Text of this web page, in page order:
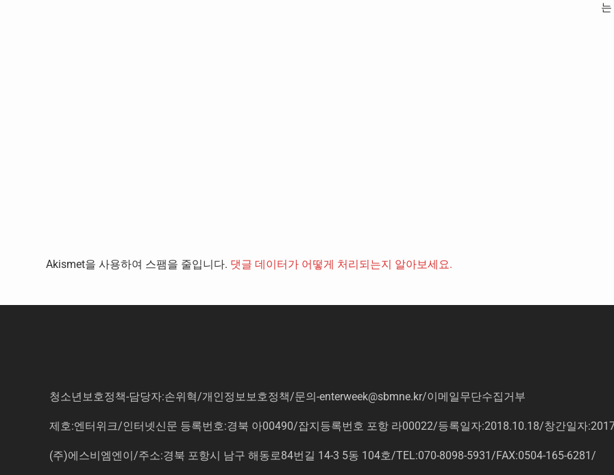
는
Akismet을 사용하여 스팸을 줄입니다. 댓글 데이터가 어떻게 처리되는지 알아보세요.
청소년보호정책-담당자:손위혁/개인정보보호정책/문의 -enterweek@sbmne.kr/이메일무단수집거부
제호:엔터위크/인터넷신문 등록번호:경북 아00490/잡지등록번호 포항 라00022/등록일자:2018.10.18/창간일자
(주)에스비엠엔이/주소:경북 포항시 남구 해동로84번길 14-3 5동 104호/TEL:070-8098-5931/FAX:0504-165-6281/